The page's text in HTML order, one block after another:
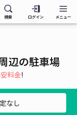
検索 ログイン メニュー
辺の駐車場
料金!
なし